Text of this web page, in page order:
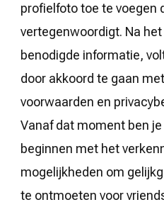
profielfoto toe te voegen
vertegenwoordigt. Na
benodigde informatie,
door akkoord te gaan
voorwaarden en
Vanaf dat moment ben
beginnen met het
mogelijkheden om
te ontmoeten voor